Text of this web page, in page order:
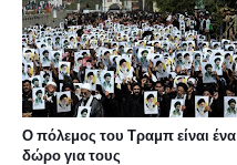
Ο πόλεμος του Τραμπ είναι ένα
δώρο για τους